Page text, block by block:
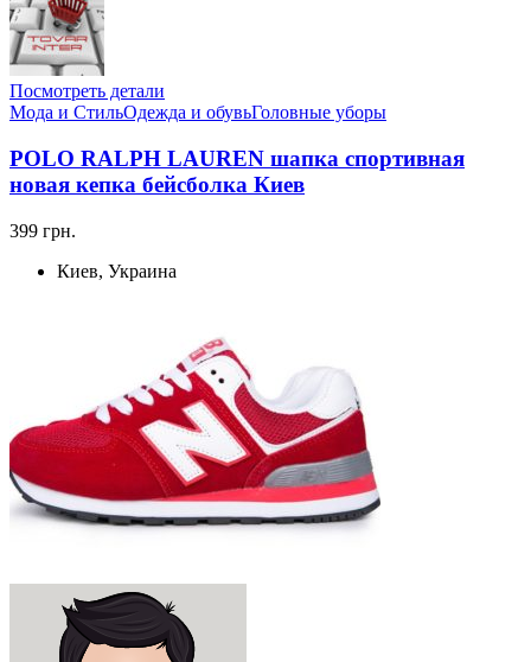
Посмотреть детали
Мода и СтильОдежда и обувьГоловные уборы
POLO RALPH LAUREN шапка спортивная
новая кепка бейсболка Киев
399 грн.
Киев, Украина